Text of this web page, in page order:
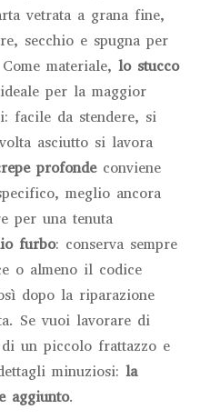
vetrata a grana fine,
secchio e spugna per
materiale, lo stucco
per la maggior
facile da stendere, si
asciutto si lavora
profondeconviene
meglio ancora
per una tenuta
furbo: conserva sempre
o almeno il codice
dopo la riparazione
Se vuoi lavorare di
un piccolo frattazzo e
minuziosi: la
aggiunto.